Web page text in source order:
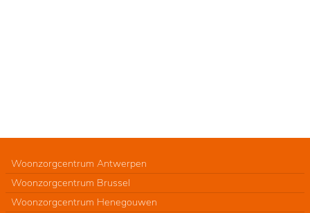
Woonzorgcentrum Antwerpen
Woonzorgcentrum Brussel
Woonzorgcentrum Henegouwen